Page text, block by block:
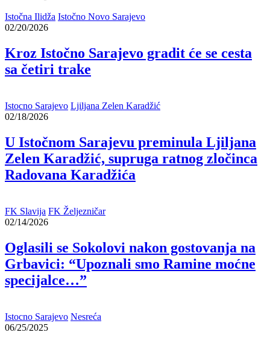
Istočna Ilidža Istočno Novo Sarajevo
02/20/2026
Kroz Istočno Sarajevo gradit će se cesta
sa četiri trake
Istocno Sarajevo Ljiljana Zelen Karadžić
02/18/2026
U Istočnom Sarajevu preminula Ljiljana
Zelen Karadžić, supruga ratnog zločinca
Radovana Karadžića
FK Slavija FK Željezničar
02/14/2026
Oglasili se Sokolovi nakon gostovanja na
Grbavici: “Upoznali smo Ramine moćne
specijalce…”
Istocno Sarajevo Nesreća
06/25/2025